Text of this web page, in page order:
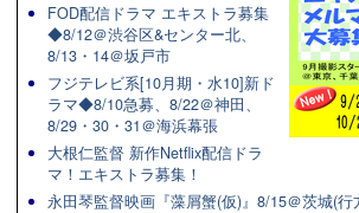
FOD配信ドラマ エキストラ募集
◆8/12＠渋谷区&センター北、
8/13・14＠坂戸市
フジテレビ系[10月期・水10]新ド
ラマ◆8/10急募、8/22＠神田、
8/29・30・31＠海浜幕張
大根仁監督 新作Netflix配信ドラ
マ！エキストラ募集！
永田琴監督映画『藻屑蟹(仮)』8/15＠茨城(行